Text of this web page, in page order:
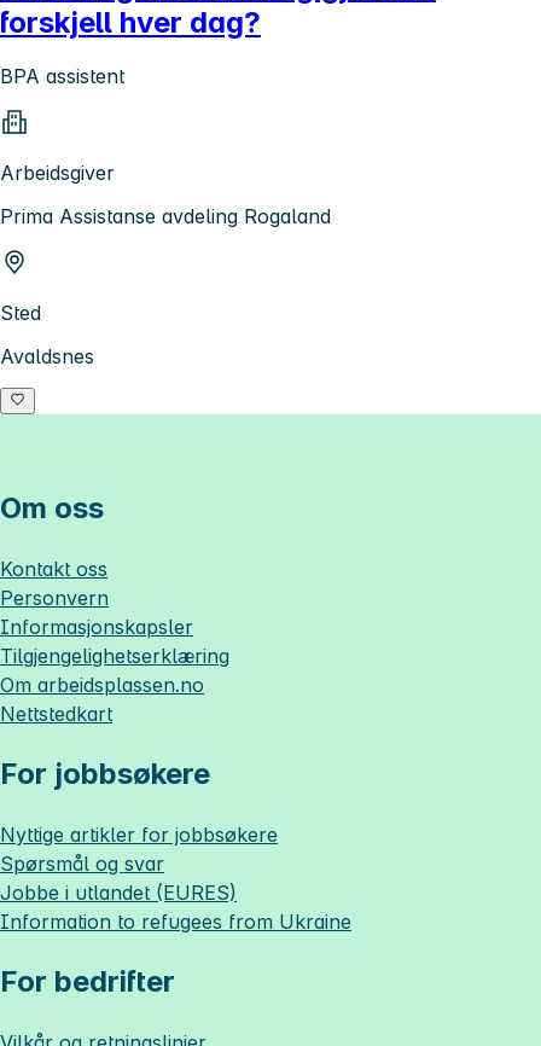
forskjell hver dag?
BPA assistent
Arbeidsgiver
Prima Assistanse avdeling Rogaland
Sted
Avaldsnes
Om oss
Kontakt oss
Personvern
Informasjonskapsler
Tilgjengelighetserklæring
Om arbeidsplassen.no
Nettstedkart
For jobbsøkere
Nyttige artikler for jobbsøkere
Spørsmål og svar
Jobbe i utlandet (EURES)
Information to refugees from Ukraine
For bedrifter